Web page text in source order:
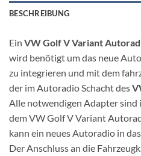
BESCHREIBUNG
Ein VW Golf V Variant
wird benötigt um das neue
zu integrieren und mit dem
der im Autoradio Schacht des
Alle notwendigen Adapter sind
dem VW Golf V Variant
kann ein neues Autoradio in
Der Anschluss an die